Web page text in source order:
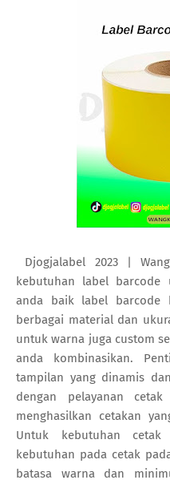
Djogjalabel 2023 |
kebutuhan label
anda baik label barcode
berbagai material dan
untuk warna juga custom
anda kombinasikan.
tampilan yang dinamis
dengan pelayanan
menghasilkan cetakan
Untuk kebutuhan
kebutuhan pada cetak
batasa warna dan